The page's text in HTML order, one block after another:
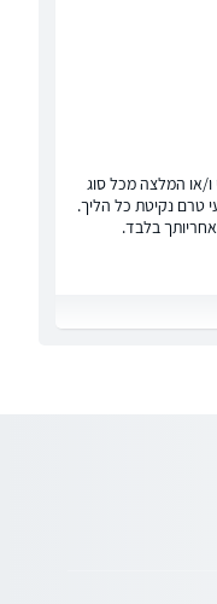
ו/או המלצה מכל סוג
טרם נקיטת כל הליך.
בלבד.